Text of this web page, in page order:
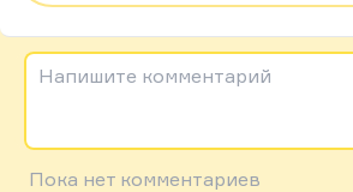
Напишите комментарий
Пока нет комментариев